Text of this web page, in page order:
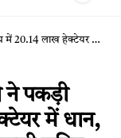
तिल, मूंगफली सहित विभिन्न फसलों की बोनी.
ने पकड़ी
में धान,